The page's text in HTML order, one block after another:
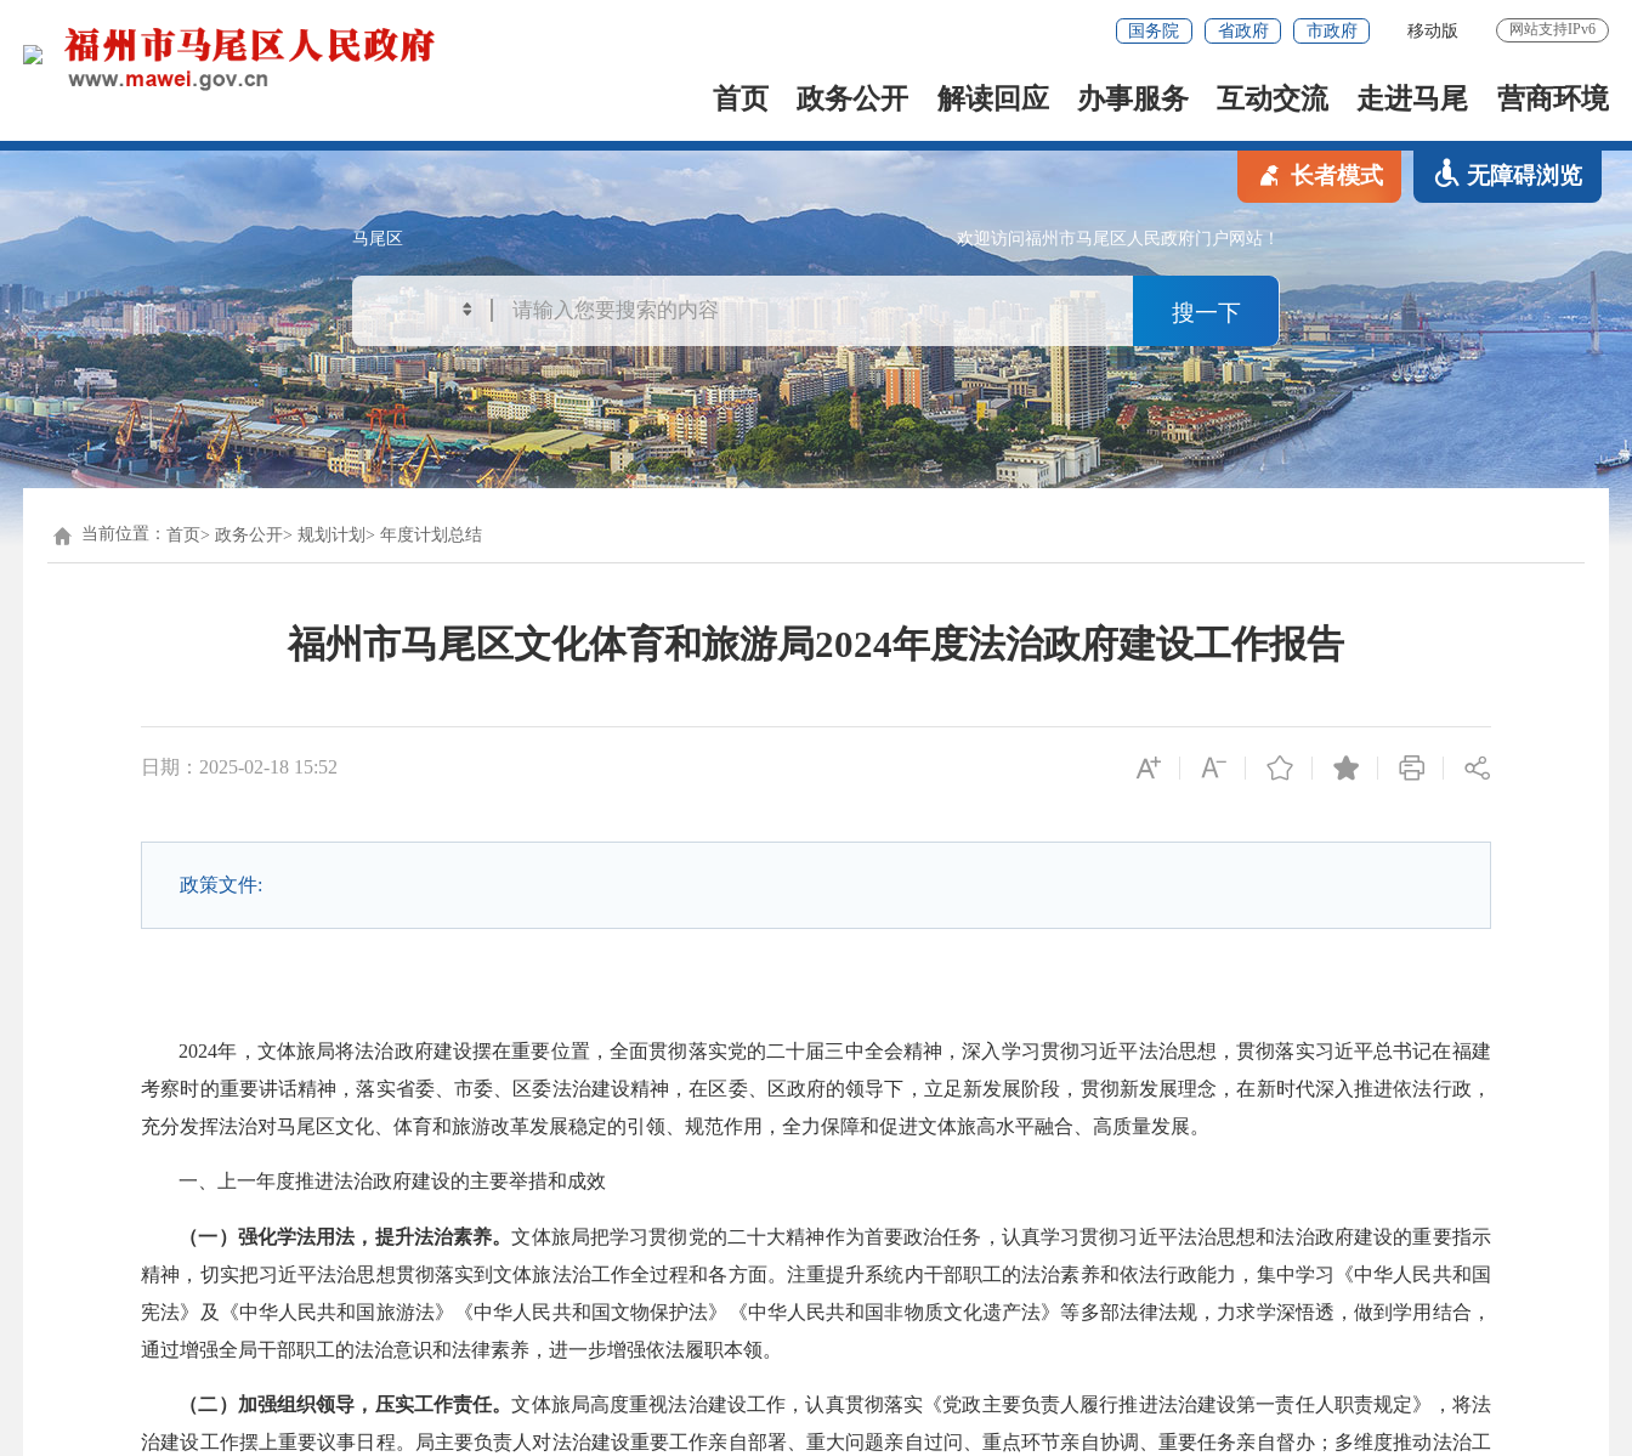
国务院 省政府 市政府 移动版 网站支持IPv6
首页 政务公开 解读回应 办事服务 互动交流 走进马尾 营商环境
马尾区 欢迎访问福州市马尾区人民政府门户网站！
搜一下
长者模式 无障碍浏览
当前位置：首页 政务公开 规划计划 年度计划总结
福州市马尾区文化体育和旅游局2024年度法治政府建设工作报告
日期：2025-02-18 15:52
政策文件:
2024年，文体旅局将法治政府建设摆在重要位置，全面贯彻落实党的二十届三中全会精神，深入学习贯彻习近平法治思想，贯彻落实习近平总书记在福建
考察时的重要讲话精神，落实省委、市委、区委法治建设精神，在区委、区政府的领导下，立足新发展阶段，贯彻新发展理念，在新时代深入推进依法行政，
充分发挥法治对马尾区文化、体育和旅游改革发展稳定的引领、规范作用，全力保障和促进文体旅高水平融合、高质量发展。
一、上一年度推进法治政府建设的主要举措和成效
（一）强化学法用法，提升法治素养。文体旅局把学习贯彻党的二十大精神作为首要政治任务，认真学习贯彻习近平法治思想和法治政府建设的重要指示
精神，切实把习近平法治思想贯彻落实到文体旅法治工作全过程和各方面。注重提升系统内干部职工的法治素养和依法行政能力，集中学习《中华人民共和国
宪法》及《中华人民共和国旅游法》《中华人民共和国文物保护法》《中华人民共和国非物质文化遗产法》等多部法律法规，力求学深悟透，做到学用结合，
通过增强全局干部职工的法治意识和法律素养，进一步增强依法履职本领。
（二）加强组织领导，压实工作责任。文体旅局高度重视法治建设工作，认真贯彻落实《党政主要负责人履行推进法治建设第一责任人职责规定》，将法
治建设工作摆上重要议事日程。局主要负责人对法治建设重要工作亲自部署、重大问题亲自过问、重点环节亲自协调、重要任务亲自督办；多维度推动法治工